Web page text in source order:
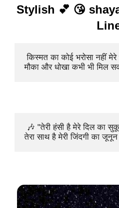
Stylish 💕 😘
किस्मत का कोई भरोसा नहीं मेरे
मौका और धोखा कभी भी मिल
🎶 "तेरी हंसी है मेरे दिल का
तेरा साथ है मेरी जिंदगी का